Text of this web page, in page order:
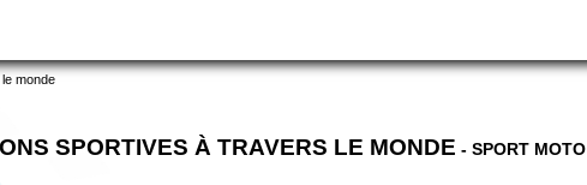
monde
SPORTIVES À TRAVERS LE MONDE - SPORT MOTO